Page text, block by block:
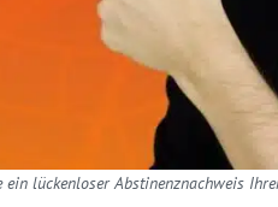
lückenloser Abstinenznachweis